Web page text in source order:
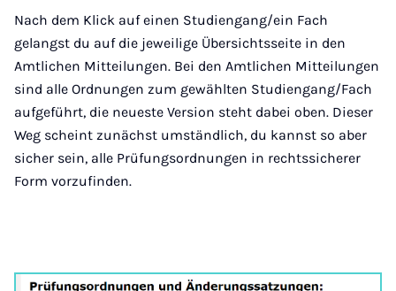
Nach dem Klick auf einen Studiengang/ein Fach
gelangst du auf die jeweilige Übersichtsseite in den
Amtlichen Mitteilungen. Bei den Amtlichen Mitteilungen
sind alle Ordnungen zum gewählten Studiengang/Fach
aufgeführt, die neueste Version steht dabei oben. Dieser
Weg scheint zunächst umständlich, du kannst so aber
sicher sein, alle Prüfungsordnungen in rechtssicherer
Form vorzufinden.